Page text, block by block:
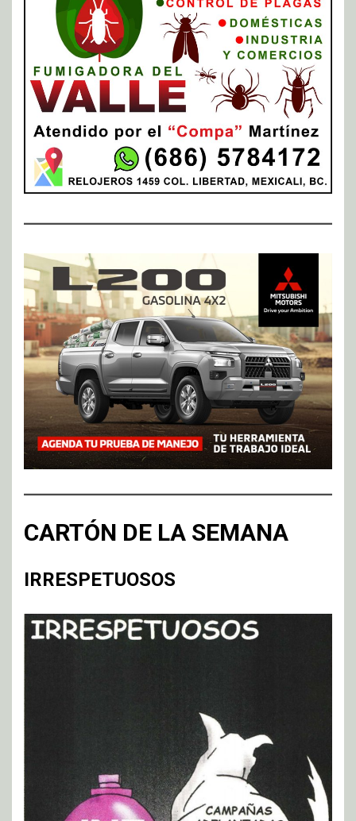
CARTÓN DE LA SEMANA
IRRESPETUOSOS